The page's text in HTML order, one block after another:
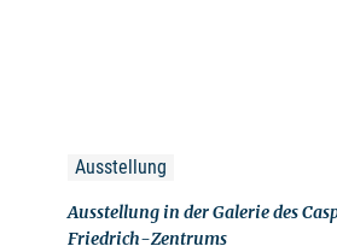
Ausstellung
Ausstellung in der Galerie des
Friedrich-Zentrums